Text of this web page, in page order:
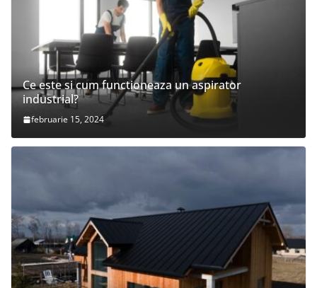
Ce este si cum functioneaza un aspirator
industrial?
februarie 15, 2024